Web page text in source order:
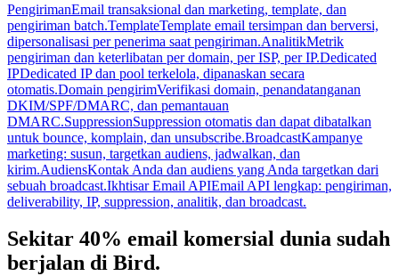
PengirimanEmail transaksional dan marketing, template, dan
pengiriman batch.TemplateTemplate email tersimpan dan berversi,
dipersonalisasi per penerima saat pengiriman.AnalitikMetrik
pengiriman dan keterlibatan per domain, per ISP, per IP.Dedicated
IPDedicated IP dan pool terkelola, dipanaskan secara
otomatis.Domain pengirimVerifikasi domain, penandatanganan
DKIM/SPF/DMARC, dan pemantauan
DMARC.SuppressionSuppression otomatis dan dapat dibatalkan
untuk bounce, komplain, dan unsubscribe.BroadcastKampanye
marketing: susun, targetkan audiens, jadwalkan, dan
kirim.AudiensKontak Anda dan audiens yang Anda targetkan dari
sebuah broadcast.Ikhtisar Email APIEmail API lengkap: pengiriman,
deliverability, IP, suppression, analitik, dan broadcast.
Sekitar 40% email komersial dunia sudah
berjalan di Bird.